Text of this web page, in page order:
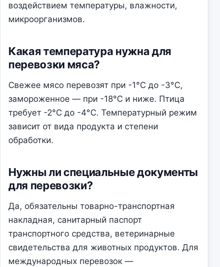
воздействием температуры, влажности,
микроорганизмов.
Какая температура нужна для
перевозки мяса?
Свежее мясо перевозят при -1°C до -3°C,
замороженное — при -18°C и ниже. Птица
требует -2°C до -4°C. Температурный режим
зависит от вида продукта и степени
обработки.
Нужны ли специальные документы
для перевозки?
Да, обязательны товарно-транспортная
накладная, санитарный паспорт
транспортного средства, ветеринарные
свидетельства для животных продуктов. Для
международных перевозок —